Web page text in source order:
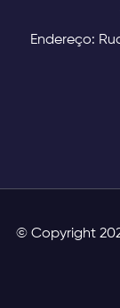
Endereço:
© Copyright